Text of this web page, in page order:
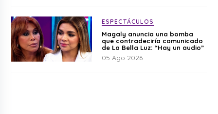
ESPECTÁCULOS
Magaly anuncia una bomba
que contradeciría comunicado
de La Bella Luz: “Hay un audio”
05 Ago 2026